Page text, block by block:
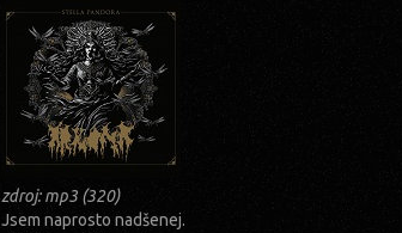
zdroj: mp3 (320)
Jsem naprosto nadšenej.